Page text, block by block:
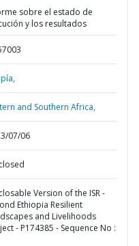
sobre el estado de
y los resultados
and Southern Africa,
07/06
Version of the ISR -
Ethiopia Resilient
and Livelihoods
- P174385 - Sequence No :